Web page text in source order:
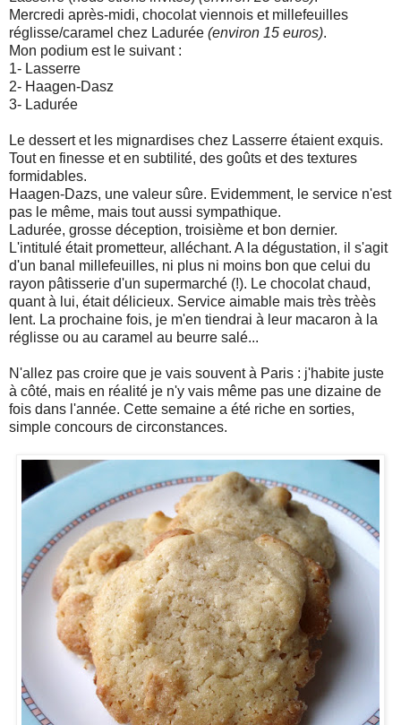
Mercredi après-midi, chocolat viennois et millefeuilles
réglisse/caramel chez Ladurée (environ 15 euros).
Mon podium est le suivant :
1- Lasserre
2- Haagen-Dasz
3- Ladurée
Le dessert et les mignardises chez Lasserre étaient exquis.
Tout en finesse et en subtilité, des goûts et des textures
formidables.
Haagen-Dazs, une valeur sûre. Evidemment, le service n'est
pas le même, mais tout aussi sympathique.
Ladurée, grosse déception, troisième et bon dernier.
L'intitulé était prometteur, alléchant. A la dégustation, il s'agit
d'un banal millefeuilles, ni plus ni moins bon que celui du
rayon pâtisserie d'un supermarché (!). Le chocolat chaud,
quant à lui, était délicieux. Service aimable mais très trèès
lent. La prochaine fois, je m'en tiendrai à leur macaron à la
réglisse ou au caramel au beurre salé...
N'allez pas croire que je vais souvent à Paris : j'habite juste
à côté, mais en réalité je n'y vais même pas une dizaine de
fois dans l'année. Cette semaine a été riche en sorties,
simple concours de circonstances.